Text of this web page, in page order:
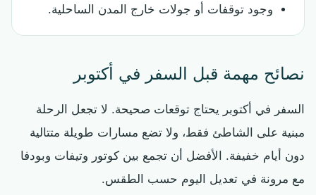
وجود توقفات أو جولات خارج المدن الساحلية.
نصائح مهمة قبل السفر في أكتوبر
السفر في أكتوبر يحتاج توقعات صحيحة. لا تجعل الرحلة
مبنية على الشاطئ فقط، ولا تضع مسارات طويلة متتالية
دون أيام خفيفة. الأفضل أن تجمع بين كوتور وتيفات وبودفا
مع مرونة في تعديل اليوم حسب الطقس.